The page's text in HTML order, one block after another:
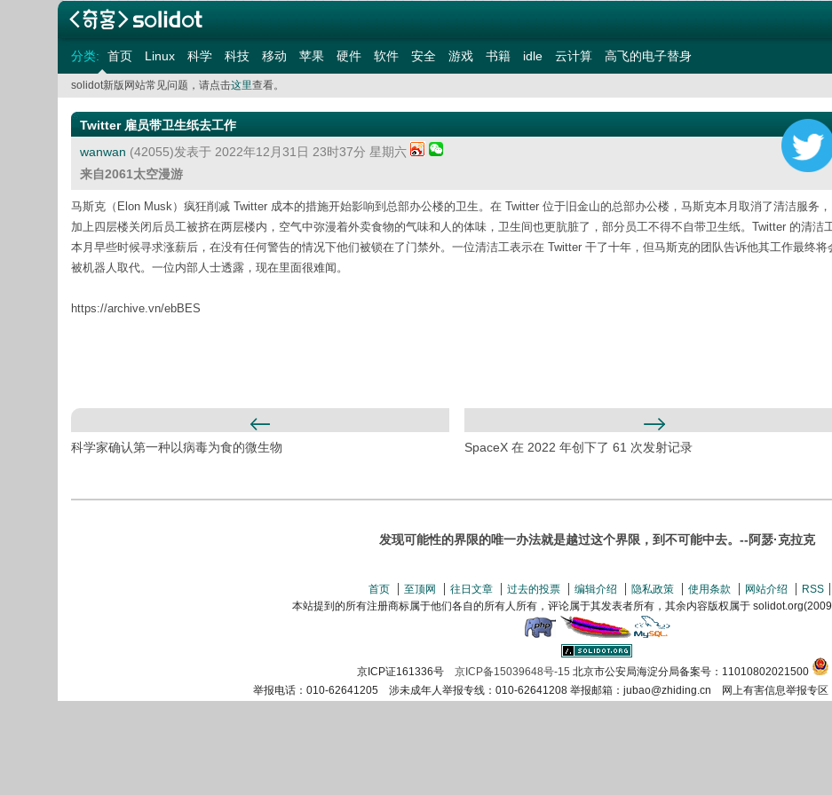
分类: 首页 Linux 科学 科技 移动 苹果 硬件 软件 安全 游戏 书籍 idle 云计算 高飞的电子替身
solidot新版网站常见问题，请点击这里查看。
Twitter 雇员带卫生纸去工作
wanwan (42055)发表于 2022年12月31日 23时37分 星期六
来自2061太空漫游
马斯克（Elon Musk）疯狂削减 Twitter 成本的措施开始影响到总部办公楼的卫生。在 Twitter 位于旧金山的总部办公楼，马斯克本月取消了清洁服务，
加上四层楼关闭后员工被挤在两层楼内，空气中弥漫着外卖食物的气味和人的体味，卫生间也更肮脏了，部分员工不得不自带卫生纸。Twitter 的清洁
本月早些时候寻求涨薪后，在没有任何警告的情况下他们被锁在了门禁外。一位清洁工表示在 Twitter 干了十年，但马斯克的团队告诉他其工作最终将
被机器人取代。一位内部人士透露，现在里面很难闻。
https://archive.vn/ebBES
科学家确认第一种以病毒为食的微生物 SpaceX 在 2022 年创下了 61 次发射记录
发现可能性的界限的唯一办法就是越过这个界限，到不可能中去。--阿瑟·克拉克
首页 至顶网 往日文章 过去的投票 编辑介绍 隐私政策 使用条款 网站介绍
RSS
本站提到的所有注册商标属于他们各自的所有人所有，评论属于其发表者所有，其余内容版权属于
京ICP证161336号 京ICP备15039648号-15 北京市公安局海淀分局备案号：11010802021500
举报电话：010-62641205 涉未成年人举报专线：010-62641208 举报邮箱：jubao@zhiding.cn 网上有害信息举报专区